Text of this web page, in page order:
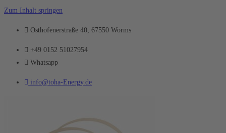
Zum Inhalt springen
Osthofenerstraße 40, 67550 Worms
+49 0152 51027954
Whatsapp
info@toha-Energy.de